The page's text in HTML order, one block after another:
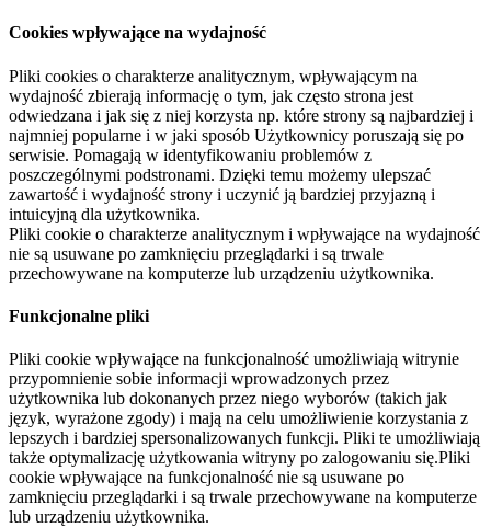
Cookies wpływające na wydajność
Pliki cookies o charakterze analitycznym, wpływającym na
wydajność zbierają informację o tym, jak często strona jest
odwiedzana i jak się z niej korzysta np. które strony są najbardziej i
najmniej popularne i w jaki sposób Użytkownicy poruszają się po
serwisie. Pomagają w identyfikowaniu problemów z
poszczególnymi podstronami. Dzięki temu możemy ulepszać
zawartość i wydajność strony i uczynić ją bardziej przyjazną i
intuicyjną dla użytkownika.
Pliki cookie o charakterze analitycznym i wpływające na wydajność
nie są usuwane po zamknięciu przeglądarki i są trwale
przechowywane na komputerze lub urządzeniu użytkownika.
Funkcjonalne pliki
Pliki cookie wpływające na funkcjonalność umożliwiają witrynie
przypomnienie sobie informacji wprowadzonych przez
użytkownika lub dokonanych przez niego wyborów (takich jak
język, wyrażone zgody) i mają na celu umożliwienie korzystania z
lepszych i bardziej spersonalizowanych funkcji. Pliki te umożliwiają
także optymalizację użytkowania witryny po zalogowaniu się.Pliki
cookie wpływające na funkcjonalność nie są usuwane po
zamknięciu przeglądarki i są trwale przechowywane na komputerze
lub urządzeniu użytkownika.